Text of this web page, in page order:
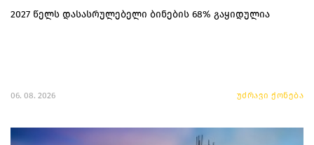
2027 წელს დასასრულებელი ბინების 68% გაყიდულია
06. 08. 2026 უძრავი ქონება